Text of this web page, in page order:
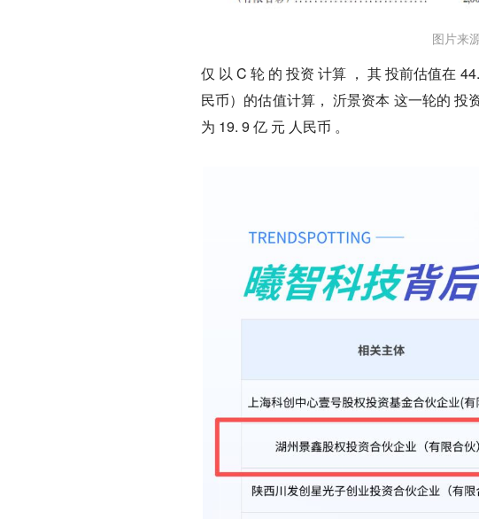
图片来
仅 以 C 轮 的 投资 计算 ， 其 投前估值在
民币）的估值计算， 沂景资本 这一轮的 投
为 19. 9 亿 元 人民币 。